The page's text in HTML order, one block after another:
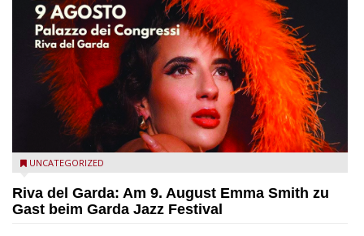
Riva del Garda - Emma Smith zu Gast beim Garda Jazz
UNCATEGORIZED
Riva del Garda: Am 9. August Emma Smith zu
Gast beim Garda Jazz Festival